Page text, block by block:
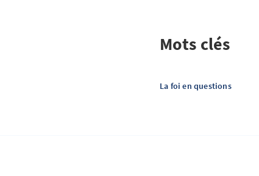
Mots clés
La foi en questions